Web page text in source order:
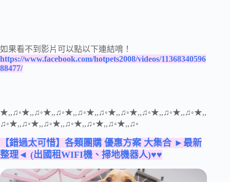
如果看不到影片可以點以下連結唷！
https://www.facebook.com/hotpets2008/videos/11368340596
88477/
★,,♫◦★,,♫◦★,,♫◦★,,♫◦★,,♫◦★,,♫◦★,,♫◦★,,♫◦★,,♫◦★,,
♫◦★,,♫◦★,,♫◦★,,♫◦★,,♫◦★,,♫◦★,,♫◦
【錯過太可惜】各類團購 優惠方案 大集合 ►最新
整理◄ (出國租WIFI機、掃地機器人)♥♥